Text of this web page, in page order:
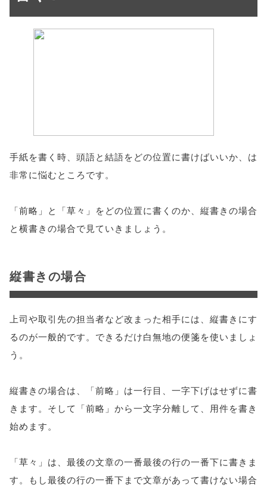
手紙を書く時、頭語と結語をどの位置に書けばいいか、は
非常に悩むところです。
「前略」と「草々」をどの位置に書くのか、縦書きの場合
と横書きの場合で見ていきましょう。
縦書きの場合
上司や取引先の担当者など改まった相手には、縦書きにす
るのが一般的です。できるだけ白無地の便箋を使いましょ
う。
縦書きの場合は、「前略」は一行目、一字下げはせずに書
きます。そして「前略」から一文字分離して、用件を書き
始めます。
「草々」は、最後の文章の一番最後の行の一番下に書きま
す。もし最後の行の一番下まで文章があって書けない場合